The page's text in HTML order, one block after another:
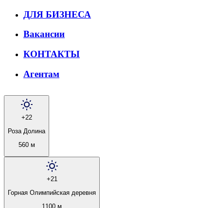
ДЛЯ БИЗНЕСА
Вакансии
КОНТАКТЫ
Агентам
+22
Роза Долина
560 м
+21
Горная Олимпийская деревня
1100 м